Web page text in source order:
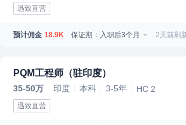
迅致直营
预计佣金 18.9K 保证期：入职后3个月 2天前刷
PQM工程师（驻印度）
35-50万 印度 本科 3-5年 HC 2
迅致直营